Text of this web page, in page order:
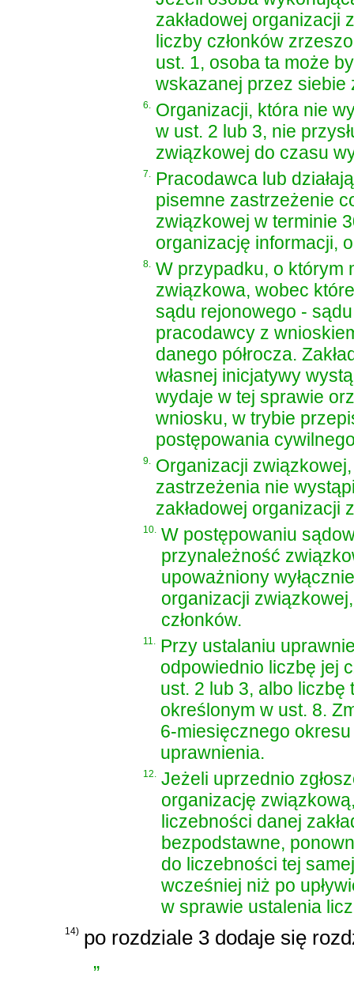
zakładowej organizacji
liczby członków
ust. 1, osoba ta może
wskazanej przez siebie
6. Organizacji, która nie
w ust. 2 lub 3, nie
związkowej do czasu
7. Pracodawca lub
pisemne zastrzeżenie
związkowej w terminie
organizację informacji,
8. W przypadku, o którym
związkowa, wobec
sądu rejonowego -
pracodawcy z
danego półrocza.
własnej inicjatywy
wydaje w tej sprawie
wniosku, w trybie
postępowania
9. Organizacji
zastrzeżenia nie
zakładowej organizacji
10. W postępowaniu
przynależność
upoważniony
organizacji
członków.
11. Przy ustalaniu
odpowiednio liczbę jej
ust. 2 lub 3, albo liczbę
określonym w ust. 8.
6-miesięcznego
uprawnienia.
12. Jeżeli uprzednio
organizację
liczebności danej
bezpodstawne,
do liczebności tej
wcześniej niż po
w sprawie ustalenia
14) po rozdziale 3 dodaje się
„